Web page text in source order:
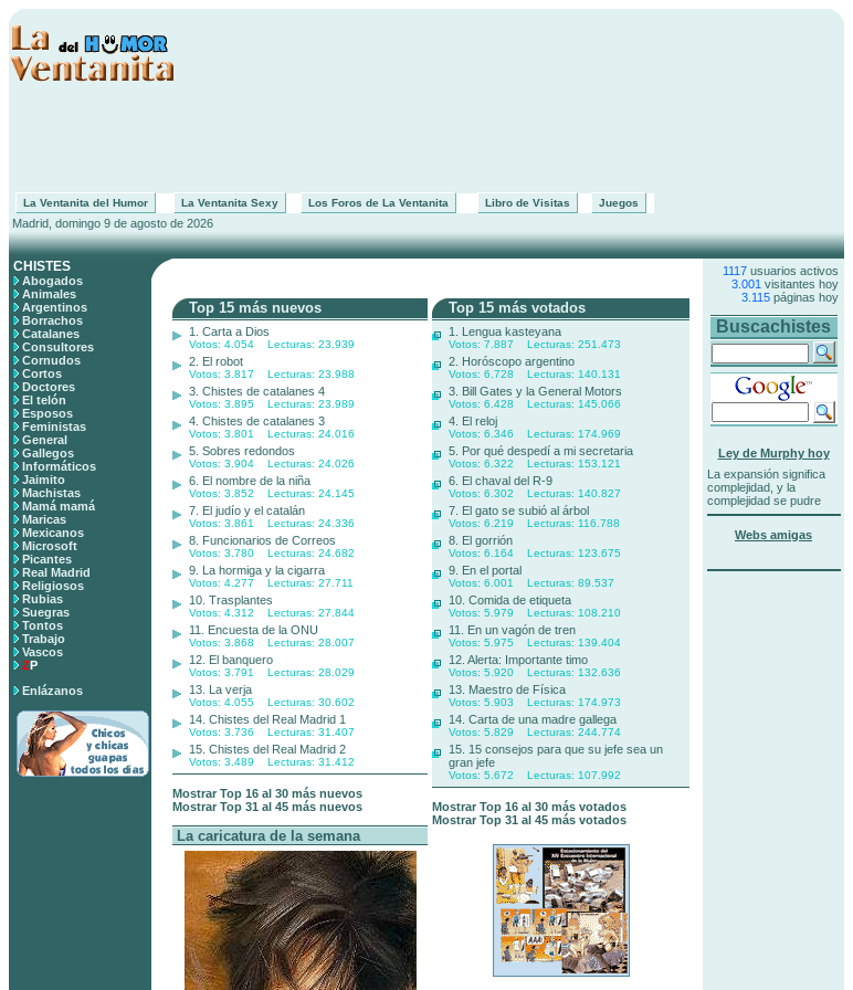
La Ventanita del Humor La Ventanita Sexy Los Foros de La Ventanita Libro de Visitas Juegos
Madrid, domingo 9 de agosto de 2026
CHISTES
Abogados
Animales
Argentinos
Borrachos
Catalanes
Consultores
Cornudos
Cortos
Doctores
El telón
Esposos
Feministas
General
Gallegos
Informáticos
Jaimito
Machistas
Mamá mamá
Maricas
Mexicanos
Microsoft
Picantes
Real Madrid
Religiosos
Rubias
Suegras
Tontos
Trabajo
Vascos
ZP
Enlázanos
Top 15 más nuevos
1. Carta a Dios
Votos: 4.054 Lecturas: 23.939
2. El robot
Votos: 3.817 Lecturas: 23.988
3. Chistes de catalanes 4
Votos: 3.895 Lecturas: 23.989
4. Chistes de catalanes 3
Votos: 3.801 Lecturas: 24.016
5. Sobres redondos
Votos: 3.904 Lecturas: 24.026
6. El nombre de la niña
Votos: 3.852 Lecturas: 24.145
7. El judío y el catalán
Votos: 3.861 Lecturas: 24.336
8. Funcionarios de Correos
Votos: 3.780 Lecturas: 24.682
9. La hormiga y la cigarra
Votos: 4.277 Lecturas: 27.711
10. Trasplantes
Votos: 4.312 Lecturas: 27.844
11. Encuesta de la ONU
Votos: 3.868 Lecturas: 28.007
12. El banquero
Votos: 3.791 Lecturas: 28.029
13. La verja
Votos: 4.055 Lecturas: 30.602
14. Chistes del Real Madrid 1
Votos: 3.736 Lecturas: 31.407
15. Chistes del Real Madrid 2
Votos: 3.489 Lecturas: 31.412
Mostrar Top 16 al 30 más nuevos
Mostrar Top 31 al 45 más nuevos
La caricatura de la semana
Top 15 más votados
1. Lengua kasteyana
Votos: 7.887 Lecturas: 251.473
2. Horóscopo argentino
Votos: 6.728 Lecturas: 140.131
3. Bill Gates y la General Motors
Votos: 6.428 Lecturas: 145.066
4. El reloj
Votos: 6.346 Lecturas: 174.969
5. Por qué despedí a mi secretaria
Votos: 6.322 Lecturas: 153.121
6. El chaval del R-9
Votos: 6.302 Lecturas: 140.827
7. El gato se subió al árbol
Votos: 6.219 Lecturas: 116.788
8. El gorrión
Votos: 6.164 Lecturas: 123.675
9. En el portal
Votos: 6.001 Lecturas: 89.537
10. Comida de etiqueta
Votos: 5.979 Lecturas: 108.210
11. En un vagón de tren
Votos: 5.975 Lecturas: 139.404
12. Alerta: Importante timo
Votos: 5.920 Lecturas: 132.636
13. Maestro de Física
Votos: 5.903 Lecturas: 174.973
14. Carta de una madre gallega
Votos: 5.829 Lecturas: 244.774
15. 15 consejos para que su jefe sea un
gran jefe
Votos: 5.672 Lecturas: 107.992
Mostrar Top 16 al 30 más votados
Mostrar Top 31 al 45 más votados
1117 usuarios activos
3.001 visitantes hoy
3.115 páginas hoy
Buscachistes
Ley de Murphy hoy
La expansión significa
complejidad, y la
complejidad se pudre
Webs amigas